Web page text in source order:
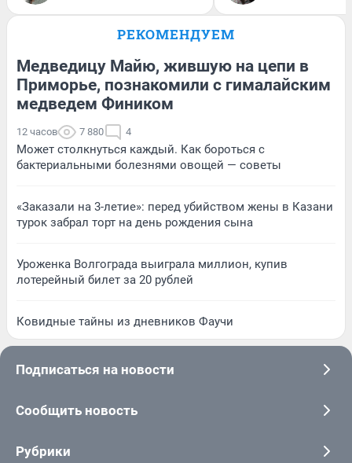
РЕКОМЕНДУЕМ
Медведицу Майю, жившую на цепи в
Приморье, познакомили с гималайским
медведем Фиником
12 часов 7 880 4
Может столкнуться каждый. Как бороться с
бактериальными болезнями овощей — советы
«Заказали на 3-летие»: перед убийством жены в Казани
турок забрал торт на день рождения сына
Уроженка Волгограда выиграла миллион, купив
лотерейный билет за 20 рублей
Ковидные тайны из дневников Фаучи
Подписаться на новости
Сообщить новость
Рубрики